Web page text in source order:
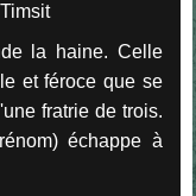
la haine. Celle
et féroce que se
fratrie de trois.
échappe à